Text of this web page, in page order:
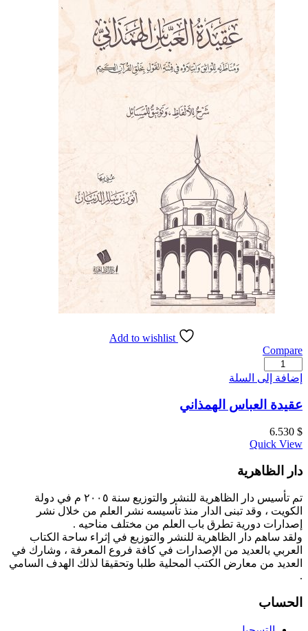
Add to wishlist
Compare
كمية
عقيدة
الهمذاني
إضافة إلى السلة
عقيدة العباس الهمذاني
6.530 $
Quick View
دار الظاهرية
تم تأسيس دار الظاهرية للنشر والتوزيع سنة ٢٠٠٥ م في دولة
الكويت ، وقد تبنى الدار منذ تأسيسه نشر العلم من خلال نشر
إصدارات دورية تطرق باب العلم من مختلف مناحيه .
ولقد ساهم دار الظاهرية للنشر والتوزيع في إثراء ساحة الكتاب
العربي بالعديد من الإصدارات في كافة فروع المعرفة ، وشارك في
العديد من معارض الكتب المحلية طلبا وتحقيقا لذلك الهدف السامي
.
الحساب